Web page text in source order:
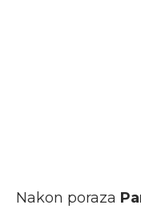
Nakon poraza